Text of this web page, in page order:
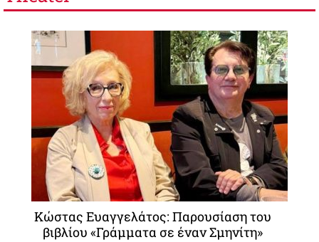
Κώστας Ευαγγελάτος: Παρουσίαση του
βιβλίου «Γράμματα σε έναν Σμηνίτη»